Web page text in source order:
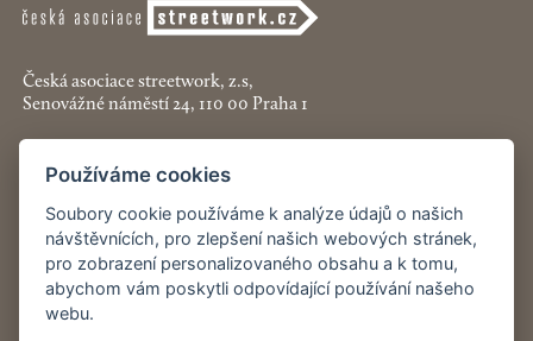
Česká asociace streetwork, z.s,
Senovážné náměstí 24, 110 00 Praha 1
+420 774 913 777
asociace@streetwork.cz
Nastavení cookies
Restartshop.cz
Používáme cookies
Soubory cookie používáme k analýze údajů o našich
návštěvnících, pro zlepšení našich webových stránek,
pro zobrazení personalizovaného obsahu a k tomu,
abychom vám poskytli odpovídající používání našeho
webu.